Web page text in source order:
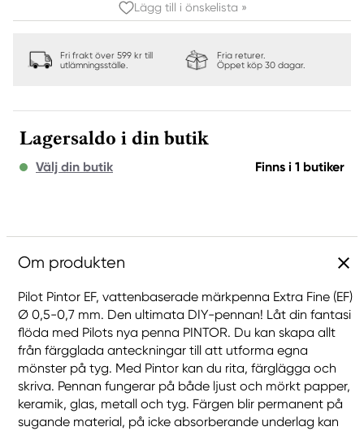
Lägg till i önskelista »
Fri frakt över 599 kr till
utlämningsställe.
Fria returer.
Öppet köp 30 dagar.
Lagersaldo i din butik
Välj din butik Finns i 1 butiker
Om produkten
Pilot Pintor EF, vattenbaserade märkpenna Extra Fine (EF)
Ø 0,5-0,7 mm. Den ultimata DIY-pennan! Låt din fantasi
flöda med Pilots nya penna PINTOR. Du kan skapa allt
från färgglada anteckningar till att utforma egna
mönster på tyg. Med Pintor kan du rita, färglägga och
skriva. Pennan fungerar på både ljust och mörkt papper,
keramik, glas, metall och tyg. Färgen blir permanent på
sugande material, på icke absorberande underlag kan